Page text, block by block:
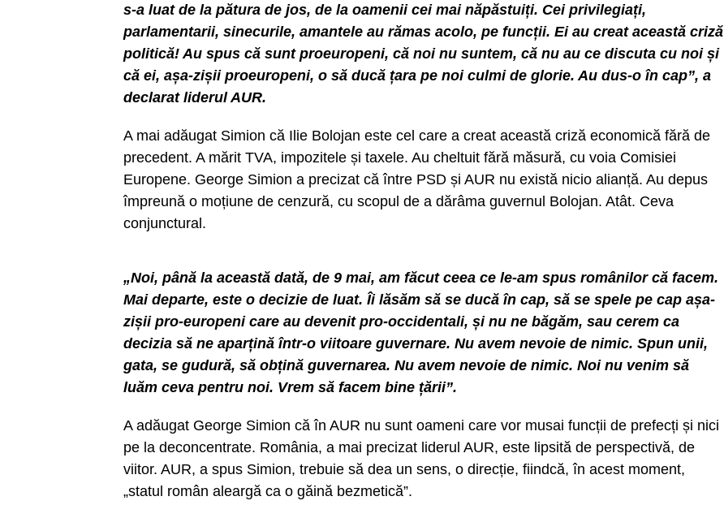
s-a luat de la pătura de jos, de la oamenii cei mai năpăstuiți. Cei privilegiați,
parlamentarii, sinecurile, amantele au rămas acolo, pe funcții. Ei au creat această criză
politică! Au spus că sunt proeuropeni, că noi nu suntem, că nu au ce discuta cu noi și
că ei, așa-zișii proeuropeni, o să ducă țara pe noi culmi de glorie. Au dus-o în cap”, a
declarat liderul AUR.
A mai adăugat Simion că Ilie Bolojan este cel care a creat această criză economică fără de
precedent. A mărit TVA, impozitele și taxele. Au cheltuit fără măsură, cu voia Comisiei
Europene. George Simion a precizat că între PSD și AUR nu există nicio alianță. Au depus
împreună o moțiune de cenzură, cu scopul de a dărâma guvernul Bolojan. Atât. Ceva
conjunctural.
„Noi, până la această dată, de 9 mai, am făcut ceea ce le-am spus românilor că facem.
Mai departe, este o decizie de luat. Îi lăsăm să se ducă în cap, să se spele pe cap așa-
zișii pro-europeni care au devenit pro-occidentali, și nu ne băgăm, sau cerem ca
decizia să ne aparțină într-o viitoare guvernare. Nu avem nevoie de nimic. Spun unii,
gata, se gudură, să obțină guvernarea. Nu avem nevoie de nimic. Noi nu venim să
luăm ceva pentru noi. Vrem să facem bine țării”.
A adăugat George Simion că în AUR nu sunt oameni care vor musai funcții de prefecți și nici
pe la deconcentrate. România, a mai precizat liderul AUR, este lipsită de perspectivă, de
viitor. AUR, a spus Simion, trebuie să dea un sens, o direcție, fiindcă, în acest moment,
„statul român aleargă ca o găină bezmetică”.